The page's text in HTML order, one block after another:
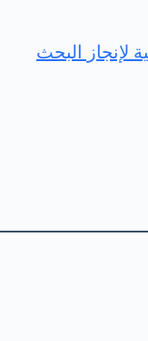
لإنجاز البحث